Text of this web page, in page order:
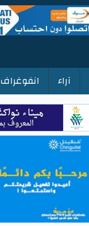
آراء انفوغراف